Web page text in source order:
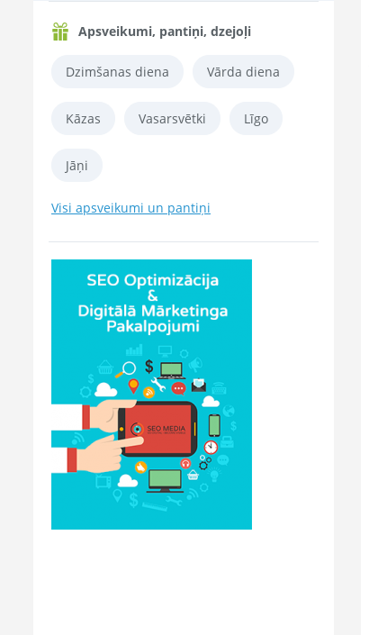
Apsveikumi, pantiņi, dzejoļi
Dzimšanas diena Vārda diena
Kāzas Vasarsvētki Līgo
Jāņi
Visi apsveikumi un pantiņi